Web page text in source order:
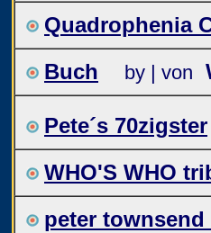
Quadrophenia
Buch by | von
Pete´s 70zigster
WHO'S WHO
peter